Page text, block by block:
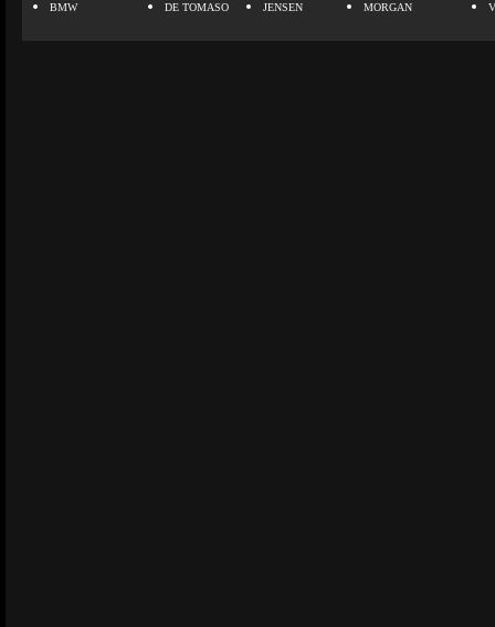
BMW
DE TOMASO
JENSEN
MORGAN